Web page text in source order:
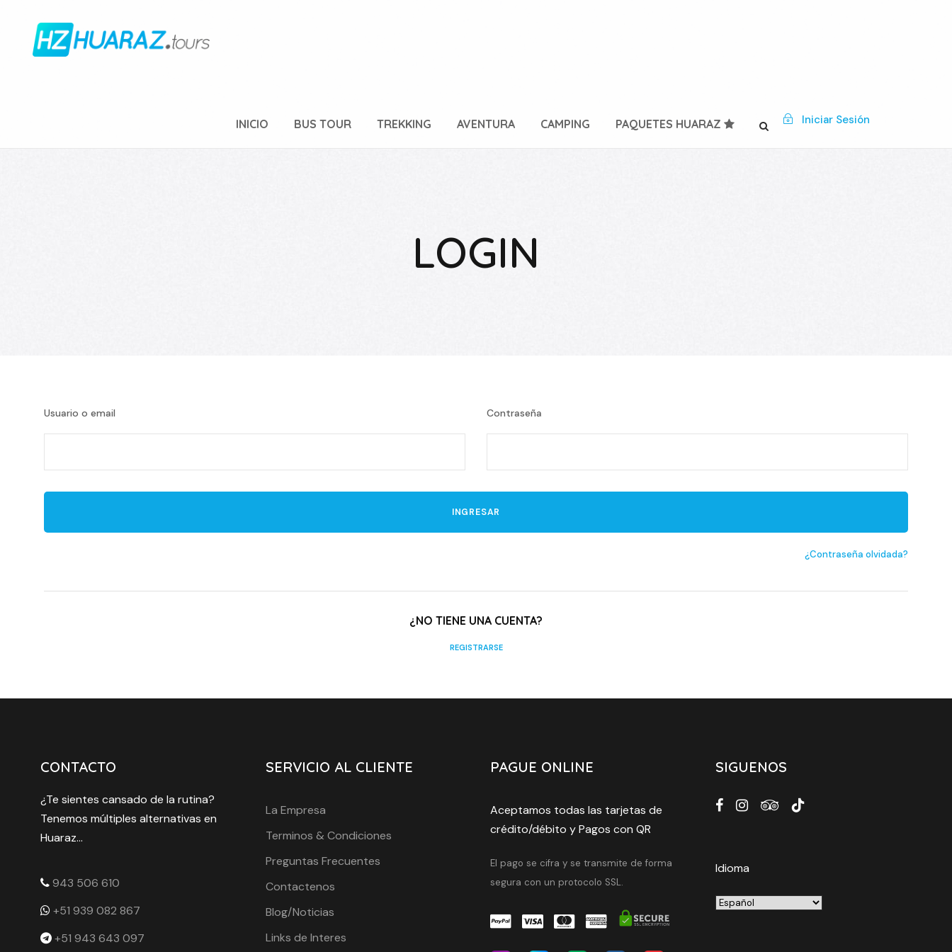
INICIO BUS TOUR TREKKING AVENTURA CAMPING PAQUETES HUARAZ Iniciar Sesión
LOGIN
Usuario o email Contraseña
¿Contraseña olvidada?
¿NO TIENE UNA CUENTA?
REGISTRARSE
CONTACTO
¿Te sientes cansado de la rutina?
Tenemos múltiples alternativas en
Huaraz...
943 506 610
+51 939 082 867
+51 943 643 097
SERVICIO AL CLIENTE
La Empresa
Terminos & Condiciones
Preguntas Frecuentes
Contactenos
Blog/Noticias
Links de Interes
PAGUE ONLINE
Aceptamos todas las tarjetas de
crédito/débito y Pagos con QR
El pago se cifra y se transmite de forma
segura con un protocolo SSL.
SIGUENOS
Idioma